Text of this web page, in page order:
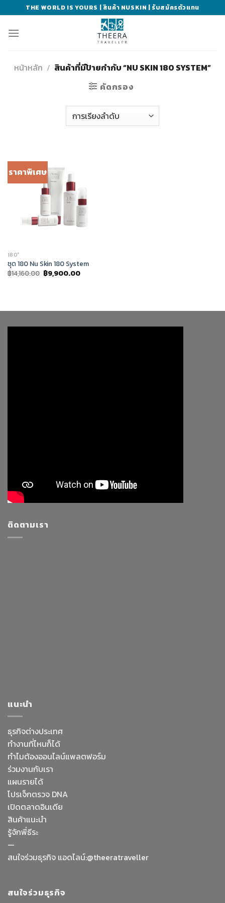
to
content
THE WORLD IS YOURS | สินค้า NUSKIN | รับสมัครตัวแทน
หน้าหลัก / สินค้าที่มีป้ายกำกับ “NU SKIN 180 SYSTEM”
คัดกรอง
ราคาพิเศษ
180°
ชุด 180 Nu Skin 180 System
฿14,160.00 Original
price
฿9,900.00Current
ติดตามเรา
แนะนำ
ธุรกิจต่างประเทศ
ทำงานที่ไหนก็ได้
ทำไมต้องออนไลน์แพลตฟอร์ม
ร่วมงานกับเรา
แผนรายได้
โปรเจ็กตรวจ DNA
เปิดตลาดอินเดีย
สินค้าแนะนำ
รู้จักพี่ธีระ
—
สนใจร่วมธุรกิจ แอดไลน์:@theeratraveller
สนใจร่วมธุรกิจ